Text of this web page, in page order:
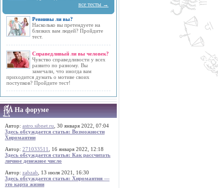
все тесты →
Ревнивы ли вы?
Насколько вы претендуете на
близких вам людей? Пройдите
тест.
Справедливый ли вы человек?
Чувство справедливости у всех
развито по разному. Вы
замечали, что иногда вам
приходится думать о мотиве своих
поступков? Пройдите тест!
На форуме
Автор: astro.sibnet.ru , 30 января 2022, 07:04
Здесь обсуждается статья: Возможности
Хиромантии
Автор: 271033511
, 16 января 2022, 12:18
Здесь обсуждается статья: Как рассчитать
личное денежное число
Автор: zabzab , 13 июля 2021, 16:30
Здесь обсуждается статья: Хиромантия —
это карта жизни